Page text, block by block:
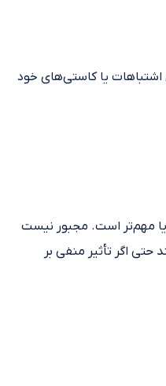
اشتباهات یا کاستی‌های خود
مهم‌تر است. مجبور نیست
حتی اگر تأثیر منفی بر